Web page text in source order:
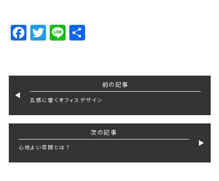
Facebook
Twitter
LineShare
前の記事
五感に響くオフィスデザイン
次の記事
心地よい空間とは？